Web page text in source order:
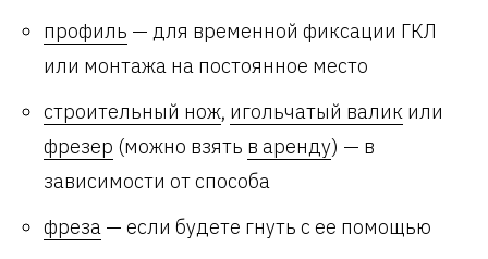
профиль — для временной фиксации ГКЛ
или монтажа на постоянное место
строительный нож, игольчатый валик или
фрезер (можно взять в аренду) — в
зависимости от способа
фреза — если будете гнуть с ее помощью